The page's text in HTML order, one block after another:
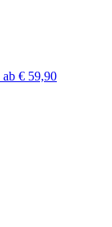
ab € 59,90